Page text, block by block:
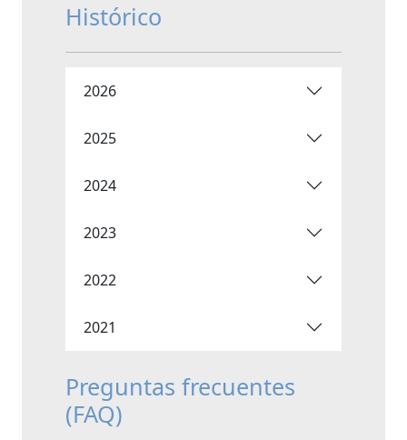
Histórico
2026
2025
2024
2023
2022
2021
Preguntas frecuentes
(FAQ)